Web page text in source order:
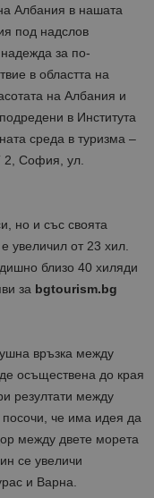
Албания в нашата
под надслов
за по-
в областта на
на Албания и
в Института
среда в туризма –
2, София, ул.
но и със своята
увеличил от 23 хил.
близо 40 хиляди
за bgtourism.bg
връзка между
осъществена до края
резултати между
че има идея да
между двете морета
се увеличи
и Варна.